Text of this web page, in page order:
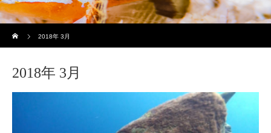
2018年 3月
2018年 3月